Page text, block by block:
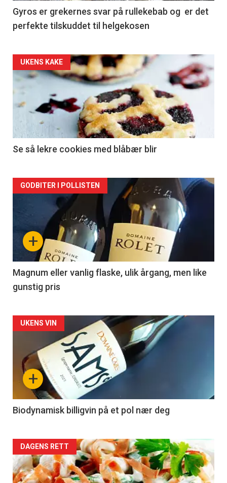
Gyros er grekernes svar på rullekebab og er det
perfekte tilskuddet til helgekosen
Forsiden
akkurat
nå
2
UKENS KAKE
Se så lekre cookies med blåbær blir
Forsiden
akkurat
nå
3
+
GODBITER I POLLISTEN
Magnum eller vanlig flaske, ulik årgang, men like
gunstig pris
Forsiden
akkurat
nå
4
+
UKENS VIN
Biodynamisk billigvin på et pol nær deg
Forsiden
akkurat
DAGENS RETT